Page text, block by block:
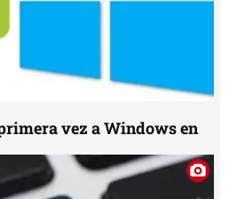
vez a Windows en